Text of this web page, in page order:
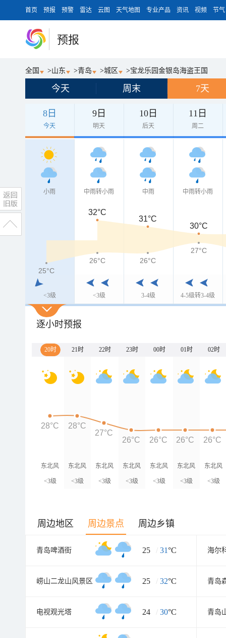
首页 预报 预警 雷达 云图 天气地图 专业产品 资讯 视频 节气
预报
全国 >山东 >青岛 >城区 >宝龙乐园金银岛海盗王国
今天 周末 7天
8日
今天
9日
明天
10日
后天
11日
周二
小雨
<3级
中雨转小雨
<3级
中雨
3-4级
中雨转小雨
4-5级转3-4级
32°C
31°C
30°C
25°C
26°C 26°C
27°C
逐小时预报
20时 21时 22时 23时 00时 01时 02时
东北风
<3级
东北风
<3级
东北风
<3级
东北风
<3级
东北风
<3级
东北风
<3级
东北风
<3级
28°C
28°C
27°C
26°C
26°C 26°C 26°C
周边地区 周边景点 周边乡镇
青岛啤酒街 25 / 31°C 海尔
崂山二龙山风景区 25 / 32°C
电视观光塔 24 / 30°C 青岛